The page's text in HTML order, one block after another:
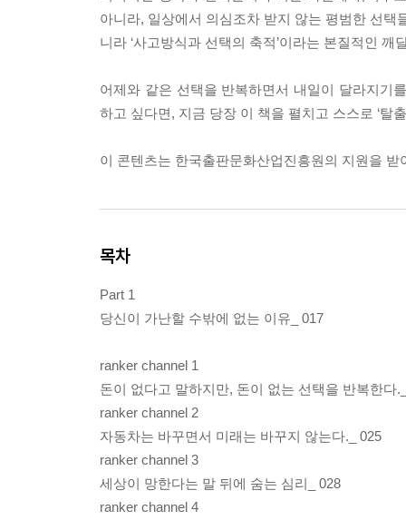
아니라, 일상에서 의심조차 받지 않는 평범한 선
니라 ‘사고방식과 선택의 축적’이라는 본질적인 깨
어제와 같은 선택을 반복하면서 내일이 달라지기
하고 싶다면, 지금 당장 이 책을 펼치고 스스로 ‘탈
이 콘텐츠는 한국출판문화산업진흥원의 지원을 받
목차
Part 1
당신이 가난할 수밖에 없는 이유_ 017
ranker channel 1
돈이 없다고 말하지만, 돈이 없는 선택을 반복한다
ranker channel 2
자동차는 바꾸면서 미래는 바꾸지 않는다._ 025
ranker channel 3
세상이 망한다는 말 뒤에 숨는 심리_ 028
ranker channel 4